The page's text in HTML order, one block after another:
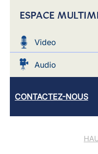
ESPACE
Video
Audio
CONTACTEZ-NOUS